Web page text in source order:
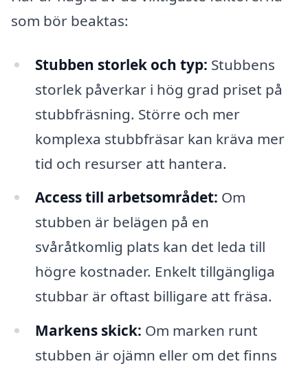
som bör beaktas:
Stubben storlek och typ: Stubbens
storlek påverkar i hög grad priset på
stubbfräsning. Större och mer
komplexa stubbfräsar kan kräva mer
tid och resurser att hantera.
Access till arbetsområdet: Om
stubben är belägen på en
svåråtkomlig plats kan det leda till
högre kostnader. Enkelt tillgängliga
stubbar är oftast billigare att fräsa.
Markens skick: Om marken runt
stubben är ojämn eller om det finns